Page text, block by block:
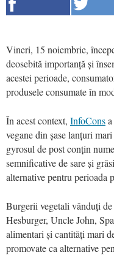
Vineri, 15 noiembrie,
deosebită importanță și
acestei perioade,
produsele consumate în
În acest context, InfoCons
vegane din șase lanțuri
gyrosul de post conțin
semnificative de sare și
alternative pentru perioada
Burgerii vegetali vânduți
Hesburger, Uncle John,
alimentari și cantități mari
promovate ca alternative